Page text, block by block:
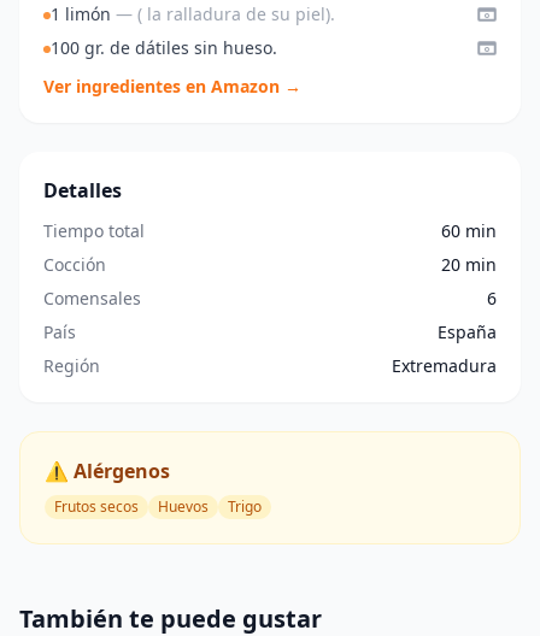
1 limón — ( la ralladura de su piel).
100 gr. de dátiles sin hueso.
Ver ingredientes en Amazon →
Detalles
Tiempo total
60 min
Cocción
20 min
Comensales
6
País
España
Región
Extremadura
⚠️ Alérgenos
Frutos secos Huevos Trigo
También te puede gustar